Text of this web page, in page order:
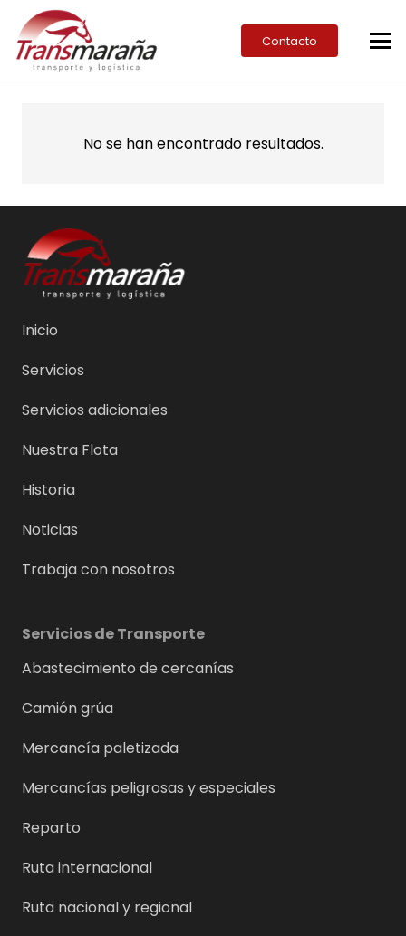
Contacto
No se han encontrado resultados.
Inicio
Servicios
Servicios adicionales
Nuestra Flota
Historia
Noticias
Trabaja con nosotros
Servicios de Transporte
Abastecimiento de cercanías
Camión grúa
Mercancía paletizada
Mercancías peligrosas y especiales
Reparto
Ruta internacional
Ruta nacional y regional